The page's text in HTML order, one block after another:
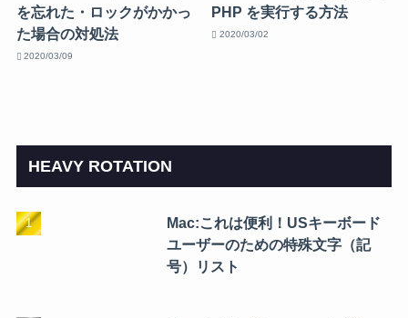
を忘れた・ロックがかかっ
た場合の対処法
2020/03/09
PHP を実行する方法
2020/03/02
HEAVY ROTATION
Mac:これは便利！USキーボード
ユーザーのための特殊文字（記
号）リスト